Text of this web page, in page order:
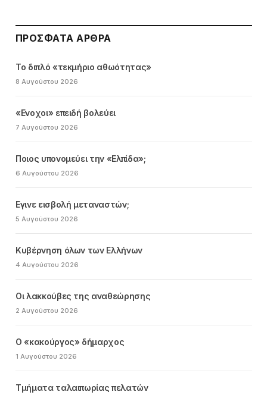
ΠΡΌΣΦΑΤΑ ΆΡΘΡΑ
Το διπλό «τεκμήριο αθωότητας»
8 Αυγούστου 2026
«Ενοχοι» επειδή βολεύει
7 Αυγούστου 2026
Ποιος υπονομεύει την «Ελπίδα»;
6 Αυγούστου 2026
Εγινε εισβολή μεταναστών;
5 Αυγούστου 2026
Κυβέρνηση όλων των Ελλήνων
4 Αυγούστου 2026
Οι λακκούβες της αναθεώρησης
2 Αυγούστου 2026
Ο «κακούργος» δήμαρχος
1 Αυγούστου 2026
Τμήματα ταλαιπωρίας πελατών